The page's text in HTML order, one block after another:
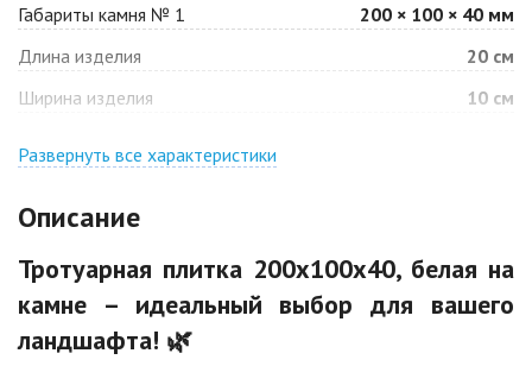
Барселона
1 040 ₽
Белая
1 040 ₽/м2
1 040 ₽ /м
940 ₽
/м2
Каир
Габариты камня № 1
200 × 100 × 40 мм
Длина изделия
20 см
Ширина изделия
10 см
Развернуть все характеристики
Описание
Тротуарная плитка 200х100х40, белая на
камне – идеальный выбор для вашего
ландшафта! 🌿